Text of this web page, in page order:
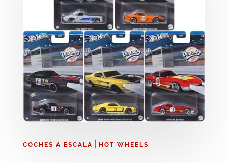
COCHES A ESCALA HOT WHEELS